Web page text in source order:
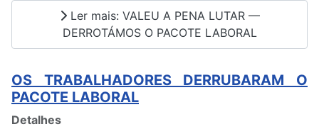
Ler mais: VALEU A PENA LUTAR —
DERROTÁMOS O PACOTE LABORAL
OS TRABALHADORES DERRUBARAM O
PACOTE LABORAL
Detalhes